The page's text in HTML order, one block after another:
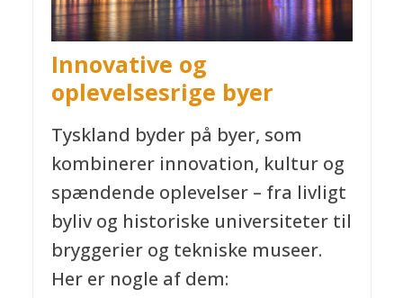
Innovative og
oplevelsesrige byer
Tyskland byder på byer, som
kombinerer innovation, kultur og
spændende oplevelser – fra livligt
byliv og historiske universiteter til
bryggerier og tekniske museer.
Her er nogle af dem: